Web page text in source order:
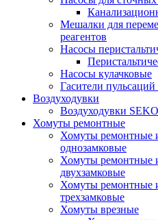
Мешалки для
реагентов
Насосы
Насосы кулачковые
Гасители
Воздуходувки
Воздуходувки SEKO
Хомуты ремонтные
Хомуты ремонтные
однозамковые
Хомуты ремонтные
двухзамковые
Хомуты ремонтные
трехзамковые
Хомуты врезные